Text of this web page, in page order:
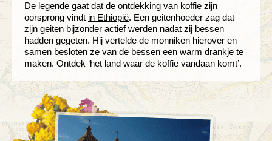
De legende gaat dat de ontdekking van koffie zijn
oorsprong vindt in Ethiopië. Een geitenhoeder zag dat
zijn geiten bijzonder actief werden nadat zij bessen
hadden gegeten. Hij vertelde de monniken hierover en
samen besloten ze van de bessen een warm drankje te
maken. Ontdek ‘het land waar de koffie vandaan komt’.